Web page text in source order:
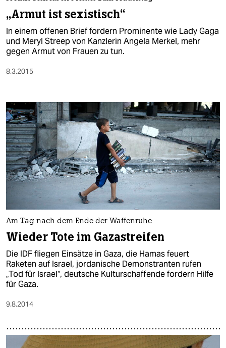
nord
wahrheit
verlag
veranstaltungen
shop
fragen & hilfe
unterstützen
genossenschaft
„Armut ist sexistisch“
In einem offenen Brief fordern Prominente wie Lady Gaga
und Meryl Streep von Kanzlerin Angela Merkel, mehr
gegen Armut von Frauen zu tun.
8.3.2015
Am Tag nach dem Ende der Waffenruhe
Wieder Tote im Gazastreifen
Die IDF fliegen Einsätze in Gaza, die Hamas feuert
Raketen auf Israel, jordanische Demonstranten rufen
„Tod für Israel“, deutsche Kulturschaffende fordern Hilfe
für Gaza.
9.8.2014